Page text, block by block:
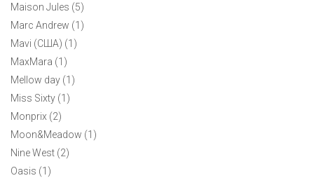
Maison Jules (5)
Marc Andrew (1)
Mavi (CША) (1)
MaxMara (1)
Mellow day (1)
Miss Sixty (1)
Monprix (2)
Moon&Meadow (1)
Nine West (2)
Oasis (1)